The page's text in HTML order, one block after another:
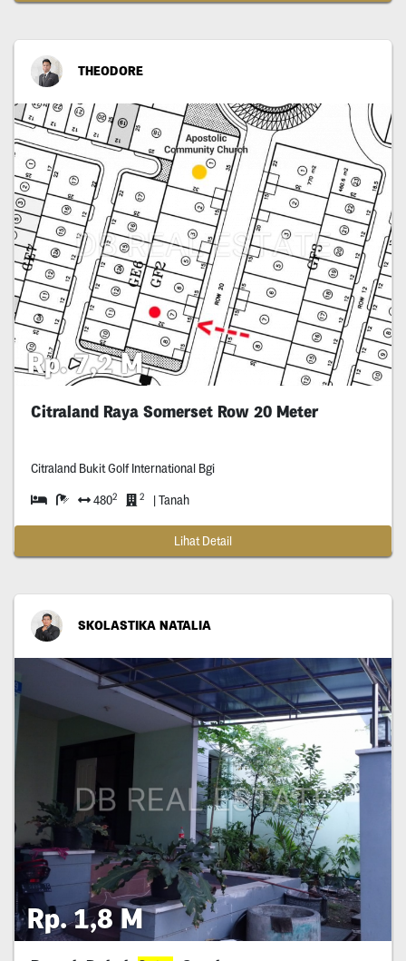
THEODORE
Rp. 7,2 M
Citraland Raya Somerset Row 20 Meter
Citraland Bukit Golf International Bgi
4802 2 | Tanah
Lihat Detail
SKOLASTIKA NATALIA
Rp. 1,8 M